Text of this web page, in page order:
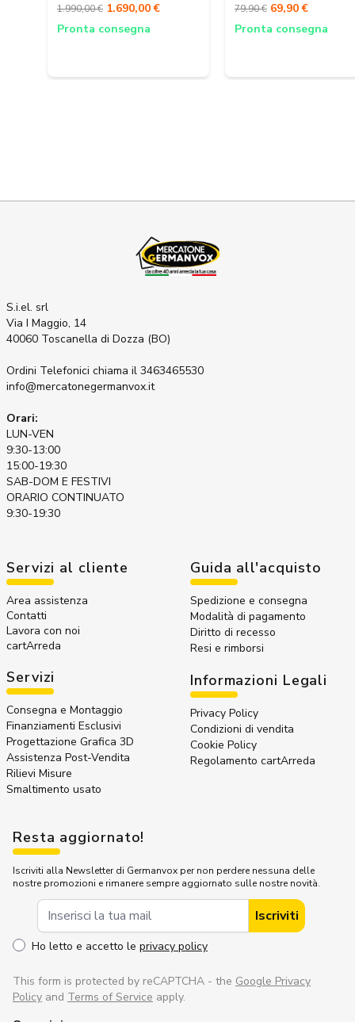
1.990,00 € 1.690,00 €
Pronta consegna
79,90 € 69,90 €
Pronta consegna
S.i.el. srl
Via I Maggio, 14
40060 Toscanella di Dozza (BO)
Ordini Telefonici chiama il 3463465530
info@mercatonegermanvox.it
Orari:
LUN-VEN
9:30-13:00
15:00-19:30
SAB-DOM E FESTIVI
ORARIO CONTINUATO
9:30-19:30
Servizi al cliente
Area assistenza
Contatti
Lavora con noi
cartArreda
Servizi
Consegna e Montaggio
Finanziamenti Esclusivi
Progettazione Grafica 3D
Assistenza Post-Vendita
Rilievi Misure
Smaltimento usato
Guida all'acquisto
Spedizione e consegna
Modalità di pagamento
Diritto di recesso
Resi e rimborsi
Informazioni Legali
Privacy Policy
Condizioni di vendita
Cookie Policy
Regolamento cartArreda
Resta aggiornato!
Iscriviti alla Newsletter di Germanvox per non perdere nessuna delle
nostre promozioni e rimanere sempre aggiornato sulle nostre novità.
Iscriviti
Ho letto e accetto le privacy policy
This form is protected by reCAPTCHA - the Google Privacy
Policy and Terms of Service apply.